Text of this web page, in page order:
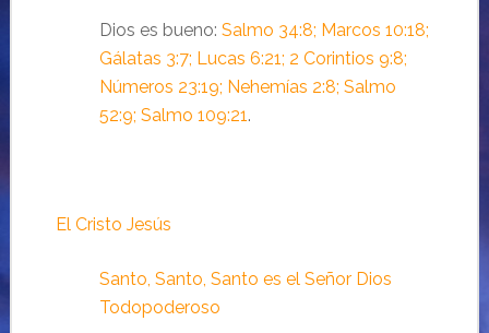
Dios es bueno: Salmo 34:8; Marcos 10:18;
Gálatas 3:7; Lucas 6:21; 2 Corintios 9:8;
Números 23:19; Nehemías 2:8; Salmo
52:9; Salmo 109:21 .
El Cristo Jesús
Santo, Santo, Santo es el Señor Dios
Todopoderoso